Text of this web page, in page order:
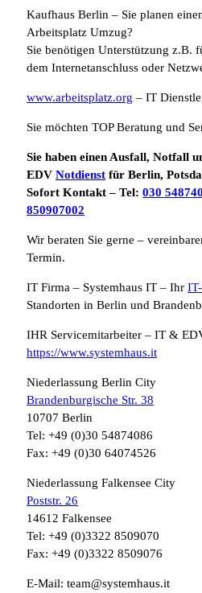
Kaufhaus Berlin – Sie planen
Arbeitsplatz Umzug?
Sie benötigen Unterstützung z.B.
dem Internetanschluss oder
www.arbeitsplatz.org – IT
Sie möchten TOP Beratung und
Sie haben einen Ausfall, Notfall
EDV Notdienst für Berlin,
Sofort Kontakt – Tel: 030
850907002
Wir beraten Sie gerne –
Termin.
IT Firma – Systemhaus IT – Ihr
Standorten in Berlin und
IHR Servicemitarbeiter – IT &
https://www.systemhaus.it
Niederlassung Berlin City
Brandenburgische Str. 38
10707 Berlin
Tel: +49 (0)30 54874086
Fax: +49 (0)30 64074526
Niederlassung Falkensee City
Poststr. 26
14612 Falkensee
Tel: +49 (0)3322 8509070
Fax: +49 (0)3322 8509076
E-Mail: team@systemhaus.it